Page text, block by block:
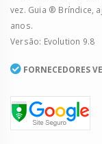
vez. Guia ® Bríndice,
anos.
Versão: Evolution 9.8
FORNECEDORES